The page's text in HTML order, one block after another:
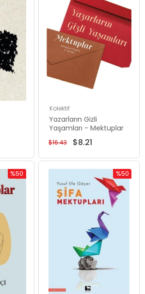
Kolektif
Yazarların Gizli
Yaşamları - Mektuplar
$8.21
$16.43
%50
%50İndirim
%50
İndirim